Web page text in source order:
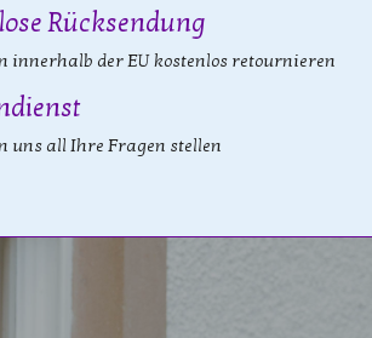
Rücksendung
innerhalb der EU kostenlos retournieren
uns all Ihre Fragen stellen